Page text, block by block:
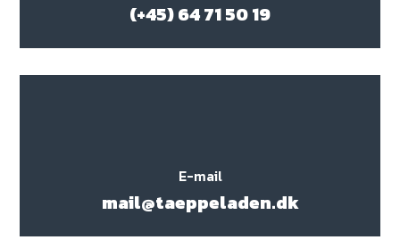
(+45) 64 71 50 19
E-mail
mail@taeppeladen.dk